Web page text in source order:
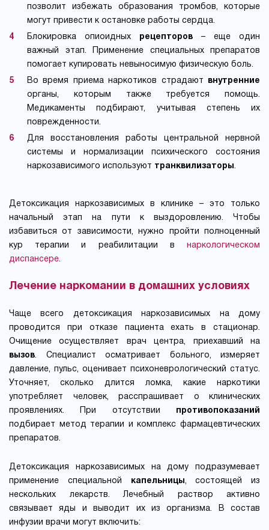
позволит избежать образования тромбов, которые
могут привести к остановке работы сердца.
Блокировка опиоидных рецепторов – еще один
важный этап. Применение специальных препаратов
помогает купировать невыносимую физическую боль.
Во время приема наркотиков страдают
внутренние
органы, которым также требуется помощь.
Медикаменты подбирают, учитывая степень их
поврежденности.
Для восстановления работы центральной нервной
системы и нормализации психического состояния
наркозависимого используют транквилизаторы .
Детоксикация наркозависимых в клинике – это только
начальный этап на пути к выздоровлению. Чтобы
избавиться от зависимости, нужно пройти полноценный
кур терапии и реабилитации в
наркологическом
диспансере.
Лечение наркомании в домашних условиях
Чаще всего детоксикация наркозависимых на дому
проводится при отказе пациента ехать в стационар.
Очищение осуществляет врач центра, приехавший на
вызов. Специалист осматривает больного, измеряет
давление, пульс, оценивает психоневрологический статус.
Уточняет, сколько длится ломка, какие наркотики
употребляет человек, расспрашивает о клинических
проявлениях. При отсутствии
противопоказаний
подбирает метод терапии и комплекс фармацевтических
препаратов.
Детоксикация наркозависимых на дому подразумевает
применение специальной
капельницы , состоящей из
нескольких лекарств. Лечебный раствор активно
связывает яды и выводит их из организма. В состав
инфузии врачи могут включить: